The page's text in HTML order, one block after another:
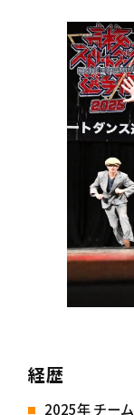
経歴
2025年 チー